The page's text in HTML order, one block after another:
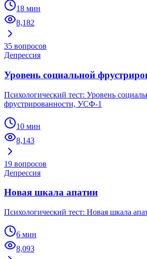
18 мин
8,182
35 вопросов
Депрессия
Уровень социальной
Психологический тест: Уровень
фрустрированности, УСФ-1
10 мин
8,143
19 вопросов
Депрессия
Новая шкала апатии
Психологический тест: Новая шкала
6 мин
8,093